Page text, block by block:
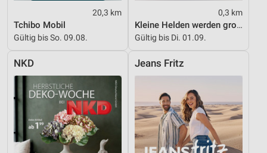
20,3 km
Tchibo Mobil
Gültig bis So. 09.08.
0,3 km
Kleine Helden werden gross
Gültig bis Di. 01.09.
NKD Jeans Fritz